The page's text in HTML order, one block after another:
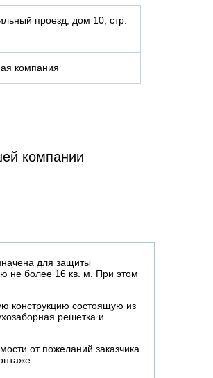
проезд, дом 10, стр.
компания
компании
для защиты
не более 16 кв. м. При этом
конструкцию состоящую из
решетка и
от пожеланий заказчика